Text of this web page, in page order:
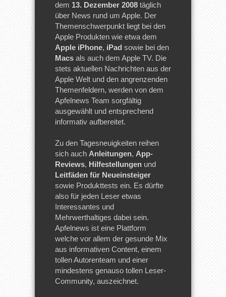
dem 13. Dezember 2008 täglich
über News rund um Apple. Der
Themenschwerpunkt liegt bei den
Apple Produkten wie etwa dem
Apple iPhone, iPad sowie bei den
Macs als auch dem Apple TV. Die
stets aktuellen Nachrichten aus der
Apple Welt und den angrenzenden
Themenfeldern, werden von dem
Apfelnews Team sorgfältig
ausgewählt und entsprechend
informativ aufbereitet.
Zu den Tagesneuigkeiten reihen
sich auch Anleitungen, App-
Reviews, Hilfestellungen und
Leitfäden für Neueinsteiger
sowie Produkttests ein. Es dürfte
also für jeden Leser etwas
Interessantes und
Mehrwerthaltiges dabei sein.
Apfelnews ist eine Plattform
welche vor allem der gesunde Mix
aus informativen Content, einem
tollen Autorenteam und einer
mindestens genauso tollen Leser-
Community, auszeichnet.